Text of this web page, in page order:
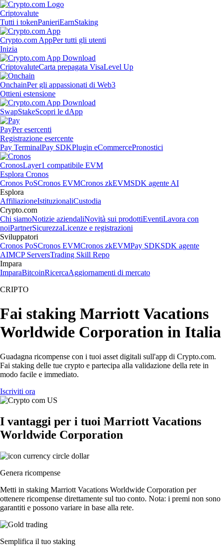
Criptovalute
Tutti i tokenPanieriEarnStaking
Crypto.com AppPer tutti gli utenti
Inizia
CriptovaluteCarta prepagata VisaLevel Up
OnchainPer gli appassionati di Web3
Ottieni estensione
SwapStakeScopri le dApp
PayPer esercenti
Registrazione esercente
Pay TerminalPay SDKPlugin eCommercePronostici
CronosLayer1 compatibile EVM
Esplora Cronos
Cronos PoSCronos EVMCronos zkEVMSDK agente AI
Esplora
AffiliazioneIstituzionaliCustodia
Crypto.com
Chi siamoNotizie aziendaliNovità sui prodottiEventiLavora con
noiPartnerSicurezzaLicenze e registrazioni
Sviluppatori
Cronos PoSCronos EVMCronos zkEVMPay SDKSDK agente
AIMCP ServersTrading Skill Repo
Impara
ImparaBitcoinRicercaAggiornamenti di mercato
CRIPTO
Fai staking Marriott Vacations
Worldwide Corporation in Italia
Guadagna ricompense con i tuoi asset digitali sull'app di Crypto.com.
Fai staking delle tue crypto e partecipa alla validazione della rete in
modo facile e immediato.
Iscriviti ora
I vantaggi per i tuoi Marriott Vacations
Worldwide Corporation
Genera ricompense
Metti in staking Marriott Vacations Worldwide Corporation per
ottenere ricompense direttamente sul tuo conto. Nota: i premi non sono
garantiti e possono variare in base alla rete.
Semplifica il tuo staking